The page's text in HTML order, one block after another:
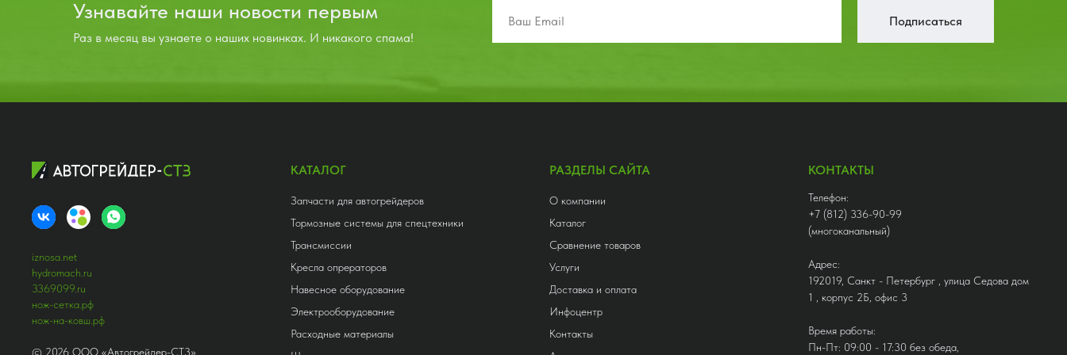
Узнавайте наши новости первым
Раз в месяц вы узнаете о наших новинках. И никакого спама!
Подписаться
iznosa.net
hydromach.ru
3369099.ru
нож-сетка.рф
нож-на-ковш.рф
© 2026 ООО «Автогрейдер-СТ3»
КАТАЛОГ
Запчасти для автогрейдеров
Тормозные системы для спецтехники
Трансмиссии
Кресла опрераторов
Навесное оборудование
Электрооборудование
Расходные материалы
РАЗДЕЛЫ САЙТА
О компании
Каталог
Сравнение товаров
Услуги
Доставка и оплата
Инфоцентр
Контакты
КОНТАКТЫ
Телефон:
+7 (812) 336-90-99
(многоканальный)
Адрес:
192019, Санкт - Петербург , улица Седова дом
1 , корпус 2Б, офис 3
Время работы:
Пн-Пт: 09:00 - 17:30 без обеда,